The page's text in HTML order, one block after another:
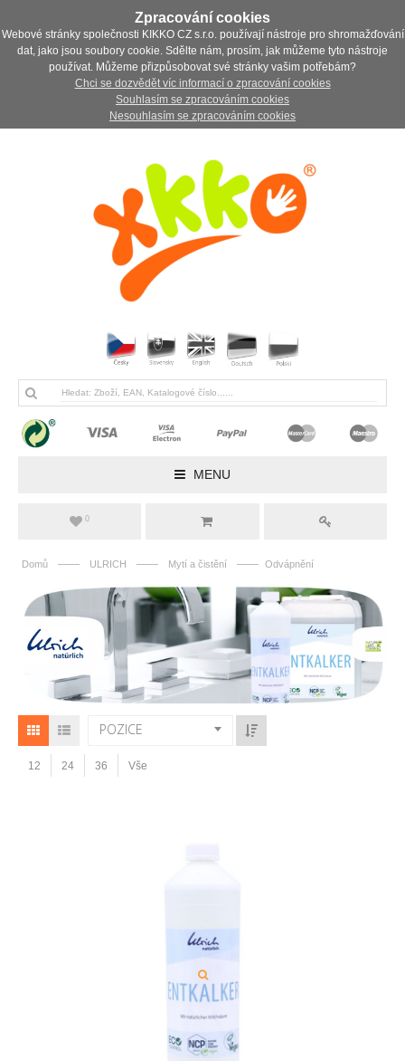
Zpracování cookies
Webové stránky společnosti KIKKO CZ s.r.o. používají nástroje pro shromažďování
dat, jako jsou soubory cookie. Sdělte nám, prosím, jak můžeme tyto nástroje
používat. Můžeme přizpůsobovat své stránky vašim potřebám?
Chci se dozvědět víc informací o zpracování cookies
Souhlasím se zpracováním cookies
Nesouhlasím se zpracováním cookies
MENU
0
Domů —— ULRICH —— Mytí a čistění —— Odvápnění
POZICE
12 24 36 Vše